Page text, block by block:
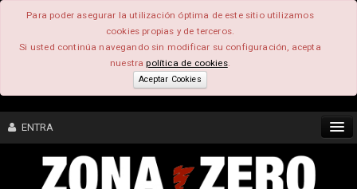
Para poder asegurar la utilización óptima de este sitio utilizamos
cookies propias y de terceros.
Si usted continúa navegando sin modificar su configuración, acepta
nuestrapolítica de cookies.
Aceptar Cookies
ENTRA